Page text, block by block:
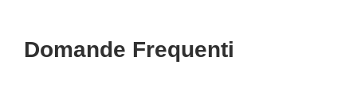
Domande Frequenti